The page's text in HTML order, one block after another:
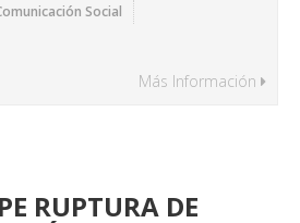
Social
Más Información
RUPTURA DE